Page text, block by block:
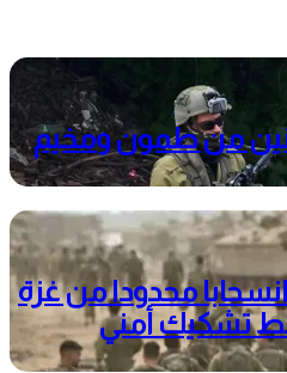
من طمون ومخيم
محدودا من غزة
تشكيك أمني